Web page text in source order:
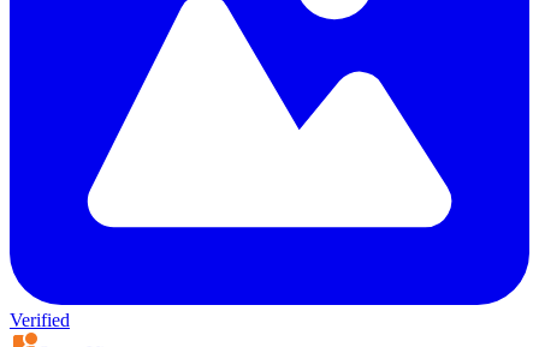
Verified